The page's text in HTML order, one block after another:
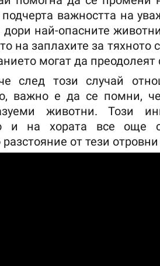
важността на
дори най-опасните
на заплахите за тяхното
могат да преодолеят
след този случай
важно е да се помни,
животни. Този
и на хората все още
разстояние от тези